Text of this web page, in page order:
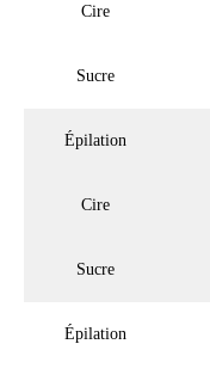
Cire
Sucre
Épilation
Cire
Sucre
Épilation